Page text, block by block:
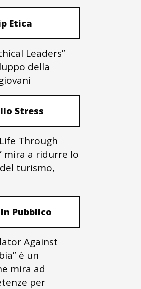
Etica
Leaders”
della
Stress
Through
mira a ridurre lo
turismo,
Pubblico
Against
è un
mira ad
per